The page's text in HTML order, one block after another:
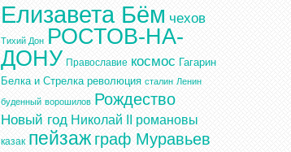
Елизавета Бём чехов
Тихий Дон РОСТОВ-НА-
ДОНУ Православие космос Гагарин
Белка и Стрелка революция сталин Ленин
буденный ворошилов Рождество
Новый год Николай II романовы
казак пейзаж граф Муравьев